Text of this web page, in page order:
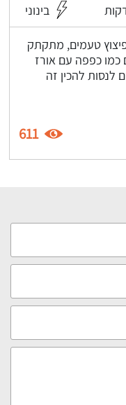
בינוני
טעמים, מתקתק
כמו כפפה עם אורז
לנסות להכין זה
611